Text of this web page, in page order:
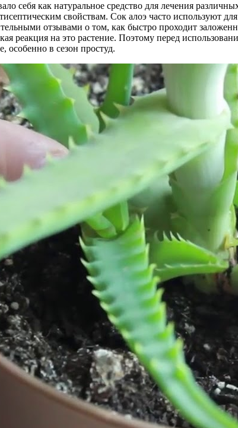
себя как натуральное средство для лечения
свойствам. Сок алоэ часто используют
отзывами о том, как быстро проходит
реакция на это растение. Поэтому перед
особенно в сезон простуд.